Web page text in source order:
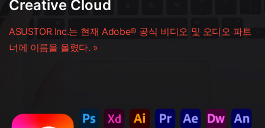
Creative Cloud
ASUSTOR Inc.는 현재 Adobe® 공식 비디오 및 오디오 파트
너에 이름을 올렸다. »